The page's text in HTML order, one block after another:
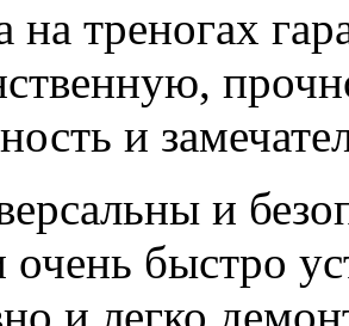
на треногах
и
и
быстро
и легко